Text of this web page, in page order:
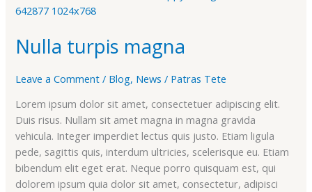
Nulla turpis magna
Leave a Comment / Blog, News / Patras Tete
Lorem ipsum dolor sit amet, consectetuer adipiscing elit.
Duis risus. Nullam sit amet magna in magna gravida
vehicula. Integer imperdiet lectus quis justo. Etiam ligula
pede, sagittis quis, interdum ultricies, scelerisque eu. Etiam
bibendum elit eget erat. Neque porro quisquam est, qui
dolorem ipsum quia dolor sit amet, consectetur, adipisci
turpis